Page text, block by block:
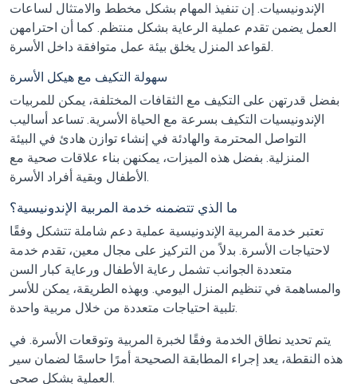
الإندونيسيات. إن تنفيذ المهام بشكل مخطط والامتثال لساعات
العمل يضمن تقدم عملية الرعاية بشكل منتظم. كما أن احترامهن
لقواعد المنزل يخلق بيئة عمل متوافقة داخل الأسرة.
سهولة التكيف مع هيكل الأسرة
بفضل قدرتهن على التكيف مع الثقافات المختلفة، يمكن للمربيات
الإندونيسيات التكيف بسرعة مع الحياة الأسرية. تساعد أساليب
التواصل المحترمة والهادئة في إنشاء توازن هادئ في البيئة
المنزلية. بفضل هذه الميزات، يمكنهن بناء علاقات صحية مع
الأطفال وبقية أفراد الأسرة.
ما الذي تتضمنه خدمة المربية الإندونيسية؟
تعتبر خدمة المربية الإندونيسية عملية دعم شاملة تتشكل وفقًا
لاحتياجات الأسرة. بدلاً من التركيز على مجال معين، تقدم خدمة
متعددة الجوانب تشمل رعاية الأطفال ورعاية كبار السن
والمساهمة في تنظيم المنزل اليومي. وبهذه الطريقة، يمكن للأسر
تلبية احتياجات متعددة من خلال مربية واحدة.
يتم تحديد نطاق الخدمة وفقًا لخبرة المربية وتوقعات الأسرة. في
هذه النقطة، يعد إجراء المطابقة الصحيحة أمرًا حاسمًا لضمان سير
العملية بشكل صحي.